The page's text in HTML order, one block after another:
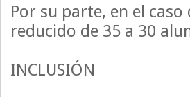
Por su parte, en el
reducido de 35 a 30
INCLUSIÓN